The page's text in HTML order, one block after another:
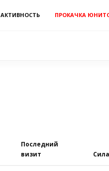
АКТИВНОСТЬ ПРОКАЧКА
Последний
визит
Сила